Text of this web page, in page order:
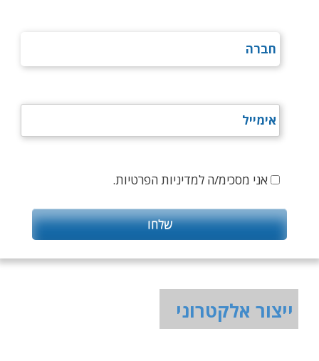
אני מסכימ/ה למדיניות הפרטיות.
ייצור אלקטרוני